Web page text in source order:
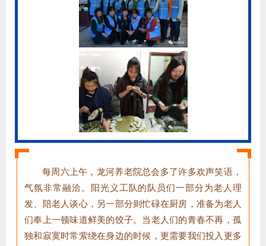
每周六上午，龙河养老院总会多了许多欢声笑语，
气氛非常融洽。阳光义工队的队员们一部分为老人理
发、陪老人谈心，另一部分则忙碌在厨房，准备为老人
们奉上一顿味道鲜美的饺子。当老人们的青春不再，孤
独和寂寞时常萦绕在身边的时候，更需要我们投入更多